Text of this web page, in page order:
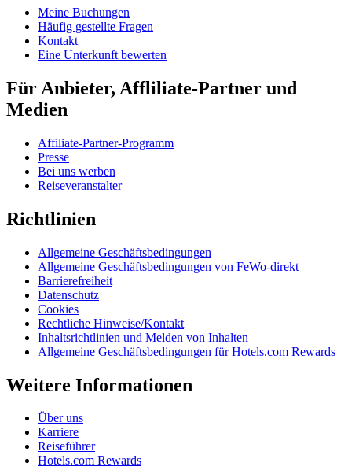
Meine Buchungen
Häufig gestellte Fragen
Kontakt
Eine Unterkunft bewerten
Für Anbieter, Affliliate-Partner und
Medien
Affiliate-Partner-Programm
Presse
Bei uns werben
Reiseveranstalter
Richtlinien
Allgemeine Geschäftsbedingungen
Allgemeine Geschäftsbedingungen von FeWo-direkt
Barrierefreiheit
Datenschutz
Cookies
Rechtliche Hinweise/Kontakt
Inhaltsrichtlinien und Melden von Inhalten
Allgemeine Geschäftsbedingungen für Hotels.com Rewards
Weitere Informationen
Über uns
Karriere
Reiseführer
Hotels.com Rewards